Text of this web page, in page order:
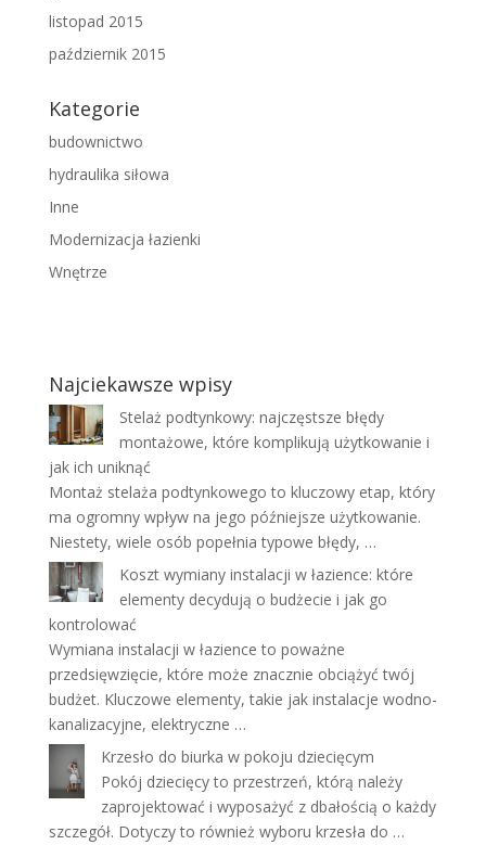
listopad 2015
październik 2015
Kategorie
budownictwo
hydraulika siłowa
Inne
Modernizacja łazienki
Wnętrze
Najciekawsze wpisy
Stelaż podtynkowy: najczęstsze błędy
montażowe, które komplikują użytkowanie i
jak ich uniknąć
Montaż stelaża podtynkowego to kluczowy etap, który
ma ogromny wpływ na jego późniejsze użytkowanie.
Niestety, wiele osób popełnia typowe błędy, …
Koszt wymiany instalacji w łazience: które
elementy decydują o budżecie i jak go
kontrolować
Wymiana instalacji w łazience to poważne
przedsięwzięcie, które może znacznie obciążyć twój
budżet. Kluczowe elementy, takie jak instalacje wodno-
kanalizacyjne, elektryczne …
Krzesło do biurka w pokoju dziecięcym
Pokój dziecięcy to przestrzeń, którą należy
zaprojektować i wyposażyć z dbałością o każdy
szczegół. Dotyczy to również wyboru krzesła do …